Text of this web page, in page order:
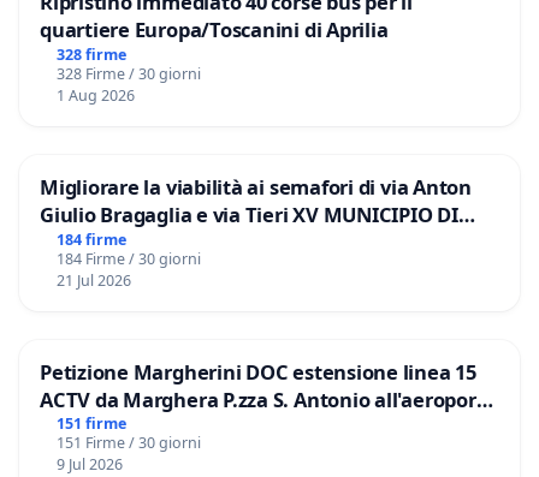
quartiere Europa/Toscanini di Aprilia
328 firme
328 Firme / 30 giorni
1 Aug 2026
Migliorare la viabilità ai semafori di via Anton
Giulio Bragaglia e via Tieri XV MUNICIPIO DI
ROMA
184 firme
184 Firme / 30 giorni
21 Jul 2026
Petizione Margherini DOC estensione linea 15
ACTV da Marghera P.zza S. Antonio all'aeroporto
Marco Polo tariffa a € 1,50
151 firme
151 Firme / 30 giorni
9 Jul 2026